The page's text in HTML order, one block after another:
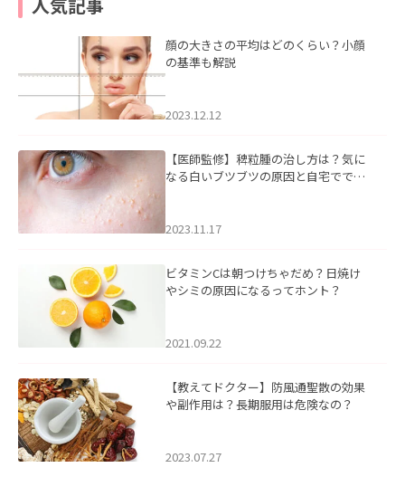
顔の大きさの平均はどのくらい？小顔
の基準も解説
2023.12.12
【医師監修】稗粒腫の治し方は？気に
なる白いブツブツの原因と自宅ででき
2023.11.17
ビタミンCは朝つけちゃだめ？日焼け
やシミの原因になるってホント？
2021.09.22
【教えてドクター】防風通聖散の効果
や副作用は？長期服用は危険なの？
2023.07.27